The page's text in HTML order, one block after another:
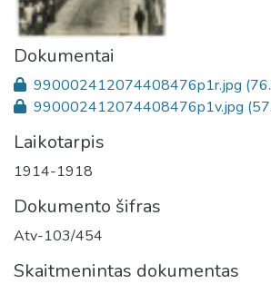
Dokumentai
990002412074408476p1r.jpg
990002412074408476p1v.jpg
Laikotarpis
1914-1918
Dokumento šifras
Atv-103/454
Skaitmenintas dokumentas